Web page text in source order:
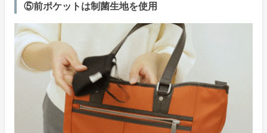
⑤前ポケットは制菌生地を使用